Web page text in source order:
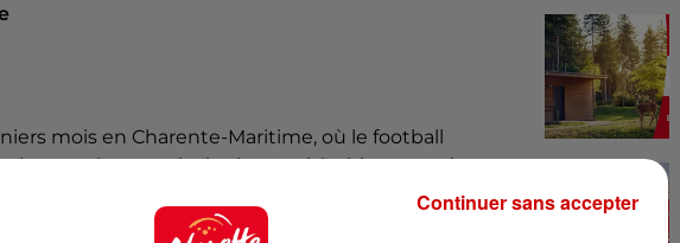
mois en Charente-Maritime, où le football
nombreuses à s'intéresser à l'arbitrage ou à
présidente du District de Charente-Maritime.
un District de football en France.
Continuer sans accepter